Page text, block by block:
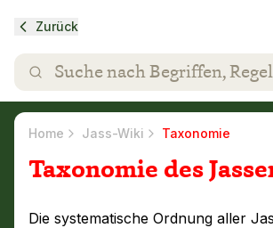
Zurück
Home Jass-Wiki Taxonomie
Taxonomie des
Die systematische Ordnung aller